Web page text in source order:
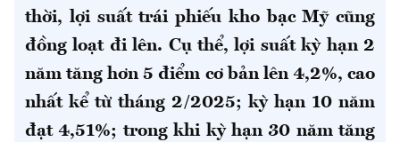
thời, lợi suất trái phiếu kho bạc Mỹ cũng
đồng loạt đi lên. Cụ thể, lợi suất kỳ hạn 2
năm tăng hơn 5 điểm cơ bản lên 4,2%, cao
nhất kể từ tháng 2/2025; kỳ hạn 10 năm
đạt 4,51%; trong khi kỳ hạn 30 năm tăng